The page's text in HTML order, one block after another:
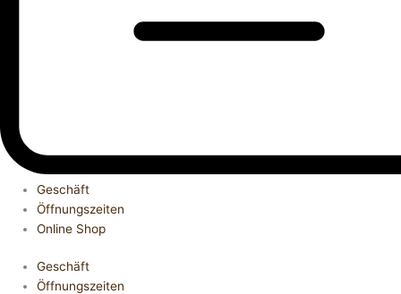
Geschäft
Öffnungszeiten
Online Shop
Geschäft
Öffnungszeiten